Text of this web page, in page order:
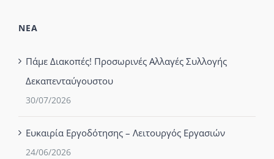
ΝΕΑ
Πάμε Διακοπές! Προσωρινές Αλλαγές Συλλογής
Δεκαπενταύγουστου
30/07/2026
Ευκαιρία Εργοδότησης – Λειτουργός Εργασιών
24/06/2026